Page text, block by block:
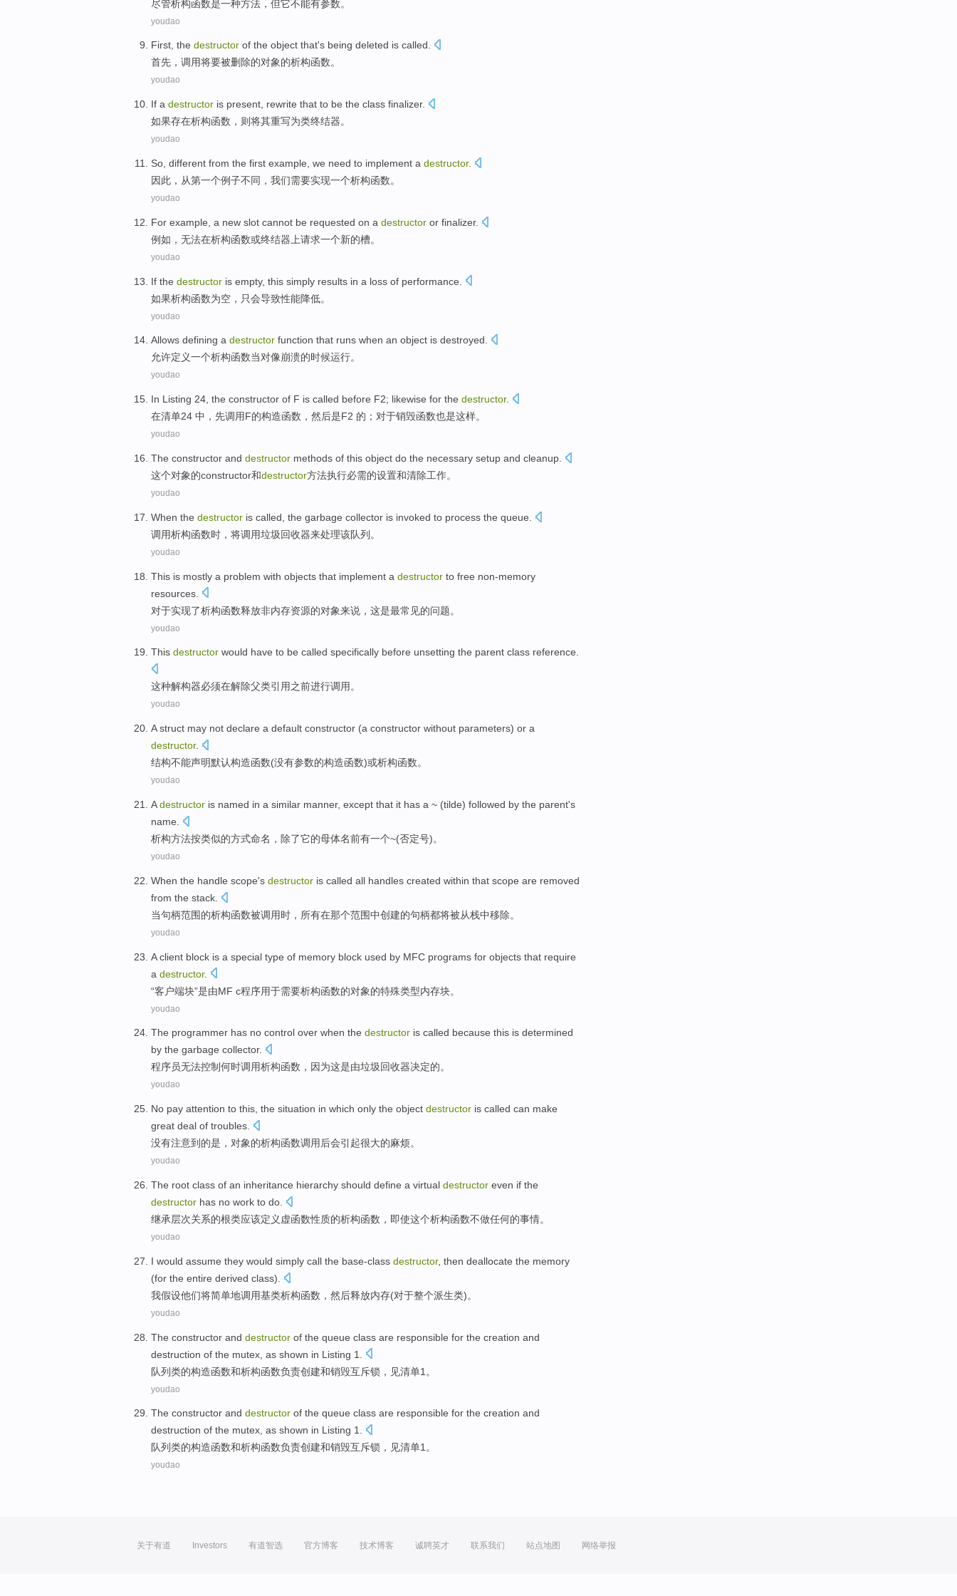
尽管析构函数是一种方法 ， 但它不能有参数。
youdao
First, the destructor of the object that's being deleted is called.
首先 ， 调用将要被删除的对象的析构函数。
youdao
If a destructor is present, rewrite that to be the class finalizer.
如果存在析构函数，则将其重写为类终结器。
youdao
So different from the first example we need to implement a destructor.
因此 ， 从第一个例子不同 ， 我们需要实现一个析构函数。
youdao
For example a new slot cannot be requested on a destructor or finalizer.
例如 ， 无法在析构函数或终结器 上请求一个新的槽。
youdao
If the destructor is empty, this simply results in a loss of performance
如果析构函数为空 ， 只会导致性能降低。
youdao
Allows defining a destructor function that runs when an object is destroyed.
允许定义一个析构函数当对像崩溃的时候运行。
youdao
In Listing 24 , the constructor of F is called before F2; likewise for the destructor.
在清单24 中， 先调用F的构造函数 ，然后是F2 的； 对于销毁函数也是这样。
youdao
The constructor and destructor methods of this object do the necessary setup and cleanup
这个对象的constructor和destructor方法执行必需的设置和清除工作。
youdao
When the destructor is called, the garbage collector is invoked to process the queue
调用析构函数时 ，将调用垃圾回收器来处理该队列。
youdao
This is mostly a problem with objects that implement a destructor to free non-memory
resources
对于实现了析构函数释放非内存资源的对象来说， 这是最常见的问题。
youdao
This destructor would have to be called specifically before unsetting the parent class reference.
这种解构器必须在解除父类引用之前进行调用。
youdao
Astruct may not declare a default constructor (a constructor without parameters) or a
destructor.
结构不能声明默认构造函数(没有参数的构造函数)或析构函数。
youdao
A destructor is named in a similar manner, except that it has a ~ (tilde) followed by the parent's
name
析构方法按类似的方式命名 ， 除了它的母体名前有一个~(否定号)。
youdao
When the handle scope's destructor is called all handles created within that scope are removed
from the stack
当句柄范围的析构函数被调用时， 所有在那个范围中创建的句柄都将被从栈中移除。
youdao
Aclient block is a special type of memory block used by MFC programs for objects that require
a destructor.
“客户端块”是由MF c程序用于需要析构函数的对象的特殊类型内存块。
youdao
The programmer has no control over when the destructor is called because this is determined
by the garbage collector.
程序员无法控制何时调用析构函数， 因为这是由垃圾回收器决定的。
youdao
No pay attention to this, the situation in which only the object destructor is called can make
great deal of troubles
没有注意到 的是， 对象的析构函数调用后会引起很大的麻烦。
youdao
The root class of an inheritance hierarchy should define a virtual destructor even if the
destructor has no work to do
继承层次关系的根类应该定义 虚函数性质的析构函数， 即使这个析构函数不做任何的事情。
youdao
I would assume they would simply call the base-class destructor, then deallocate the memory
(for the entire derived class).
我假设他们将简单地调用基类析构函数 ， 然后释放内存(对于整个派生类)。
youdao
The constructor and destructor of the queue class are responsible for the creation and
destruction of the mutex as shown in Listing 1
队列类的构造函数和析构函数负责创建和销毁互斥锁 ， 见清单1。
youdao
The constructor and destructor of the queue class are responsible for the creation and
destruction of the mutex, as shown in Listing 1.
队列类的构造函数和析构函数负责创建和销毁互斥锁 ， 见清单1。
youdao
关于有道 Investors 有道智选 官方博客 技术博客 诚聘英才 联系我们 站点地图 网络举报